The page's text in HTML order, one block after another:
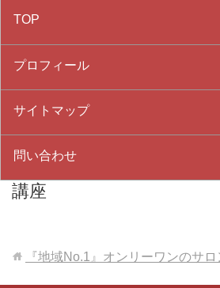
『地域No.1』オンリーワ
講座
TOP
プロフィール
サイトマップ
問い合わせ
『地域No.1』オンリーワンのサ